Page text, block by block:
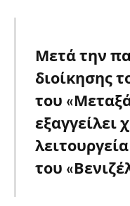
Μετά την
διοίκησης
του
εξαγγείλει
του